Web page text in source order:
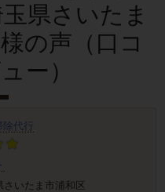
県さいたま
の声（口コ
ー）
除代行
さいたま市浦和区